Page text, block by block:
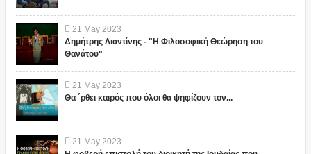
21 May 2023
Δημήτρης Λιαντίνης - "Η Φιλοσοφική Θεώρηση του
Θανάτου"
21 May 2023
Θα ΄ρθει καιρός που όλοι θα ψηφίζουν τον...
21 May 2023